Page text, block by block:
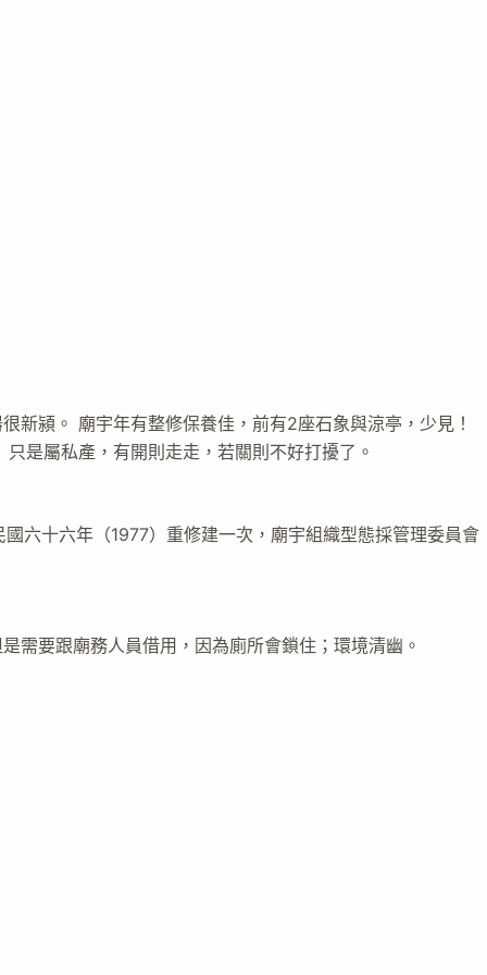
新潁。 廟宇年有整修保養佳，前有2座石象與涼亭，少見！
是屬私產，有開則走走，若關則不好打擾了。
六十六年（1977）重修建一次，廟宇組織型態採管理委員會
需要跟廟務人員借用，因為廁所會鎖住；環境清幽。